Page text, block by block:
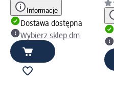
Informacje
Dostawa dostępna
Wybierz sklep dm